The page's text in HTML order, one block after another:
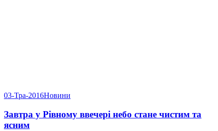
03-Тра-2016Новини
Завтра у Рівному ввечері небо стане чистим та
ясним